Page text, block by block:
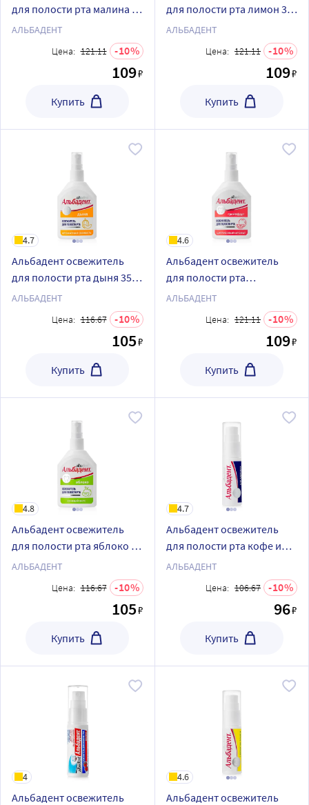
для полости рта малина 35
мл/спрей
АЛЬБАДЕНТ
Цена: 121.11 10
109₽
Купить
для полости рта лимон 35
мл/спрей
АЛЬБАДЕНТ
Цена: 121.11 10
109₽
Купить
4.7
Альбадент освежитель
для полости рта дыня 35
мл/спрей
АЛЬБАДЕНТ
Цена: 116.67 10
105₽
Купить
4.6
Альбадент освежитель
для полости рта
грейпфрут 35 мл/спрей
АЛЬБАДЕНТ
Цена: 121.11 10
109₽
Купить
4.8
Альбадент освежитель
для полости рта яблоко 35
мл/спрей
АЛЬБАДЕНТ
Цена: 116.67 10
105₽
Купить
4.7
Альбадент освежитель
для полости рта кофе и
сигарета 10 мл/спрей
АЛЬБАДЕНТ
Цена: 106.67 10
96₽
Купить
4
Альбадент освежитель
4.6
Альбадент освежитель